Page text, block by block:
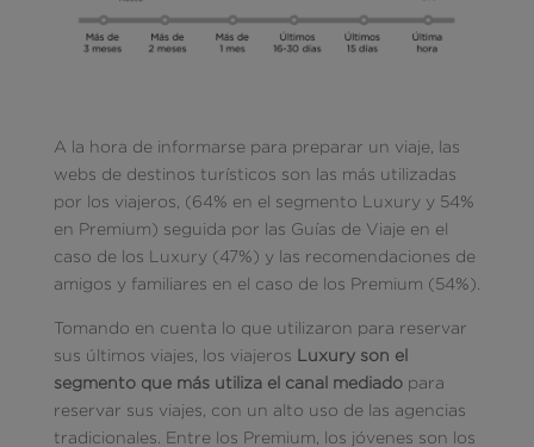
A la hora de informarse para preparar un viaje, las
webs de destinos turísticos son las más utilizadas
por los viajeros, (64% en el segmento Luxury y 54%
en Premium) seguida por las Guías de Viaje en el
caso de los Luxury (47%) y las recomendaciones de
amigos y familiares en el caso de los Premium (54%).
Tomando en cuenta lo que utilizaron para reservar
sus últimos viajes, los viajeros Luxury son el
segmento que más utiliza el canal mediadopara
reservar sus viajes, con un alto uso de las agencias
tradicionales. Entre los Premium, los jóvenes son los